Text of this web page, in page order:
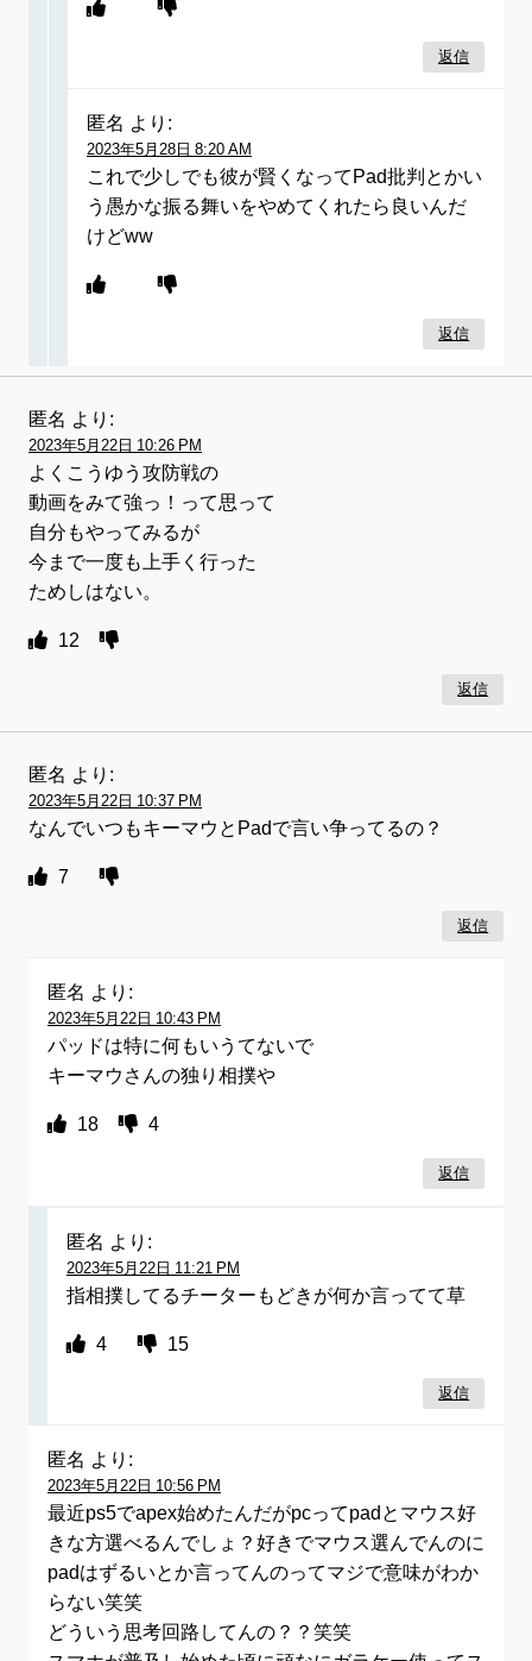
返信
匿名 より:
2023年5月28日 8:20 AM
これで少しでも彼が賢くなってPad批判とかい
う愚かな振る舞いをやめてくれたら良いんだ
けどww
返信
匿名 より:
2023年5月22日 10:26 PM
よくこうゆう攻防戦の
動画をみて強っ！って思って
自分もやってみるが
今まで一度も上手く行った
ためしはない。
12
返信
匿名 より:
2023年5月22日 10:37 PM
なんでいつもキーマウとPadで言い争ってるの？
7
返信
匿名 より:
2023年5月22日 10:43 PM
パッドは特に何もいうてないで
キーマウさんの独り相撲や
18 4
返信
匿名 より:
2023年5月22日 11:21 PM
指相撲してるチーターもどきが何か言ってて草
4 15
返信
匿名 より:
2023年5月22日 10:56 PM
最近ps5でapex始めたんだがpcってpadとマウス好
きな方選べるんでしょ？好きでマウス選んでんのに
padはずるいとか言ってんのってマジで意味がわか
らない笑笑
どういう思考回路してんの？？笑笑